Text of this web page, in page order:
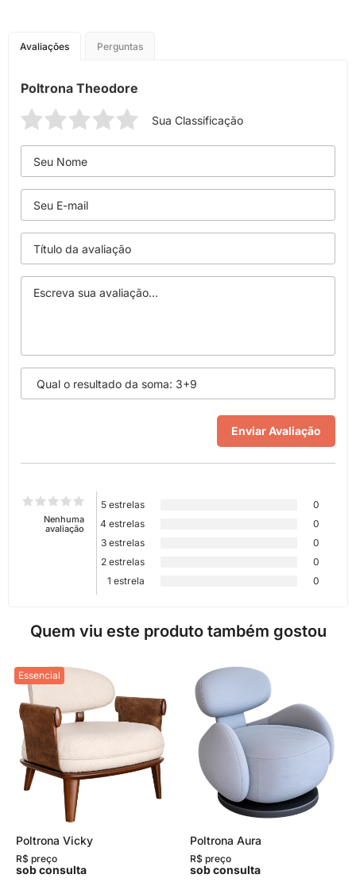
Avaliações Perguntas
Poltrona Theodore
Sua Classificação
Nenhuma
avaliação
5 estrelas
0
4 estrelas
0
3 estrelas
0
2 estrelas
0
1 estrela
0
Quem viu este produto também gostou
Essencial
Poltrona Vicky
R$ preço
sob consulta
Poltrona Aura
R$ preço
sob consulta